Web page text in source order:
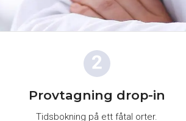
Provtagning drop-in
Tidsbokning på ett fåtal orter.